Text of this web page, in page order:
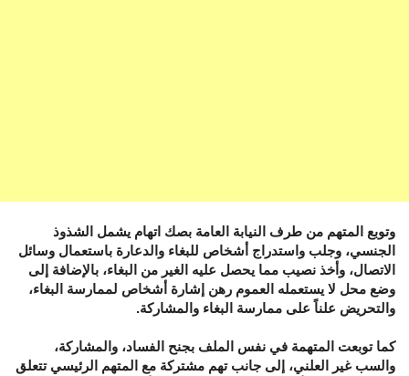
وتوبع المتهم من طرف النيابة العامة بصك اتهام يشمل الشذوذ
الجنسي، وجلب واستدراج أشخاص للبغاء والدعارة باستعمال وسائل
الاتصال، وأخذ نصيب مما يحصل عليه الغير من البغاء، بالإضافة إلى
وضع محل لا يستعمله العموم رهن إشارة أشخاص لممارسة البغاء،
والتحريض علناً على ممارسة البغاء والمشاركة.
كما توبعت المتهمة في نفس الملف بجنح الفساد، والمشاركة،
والسب غير العلني، إلى جانب تهم مشتركة مع المتهم الرئيسي تتعلق